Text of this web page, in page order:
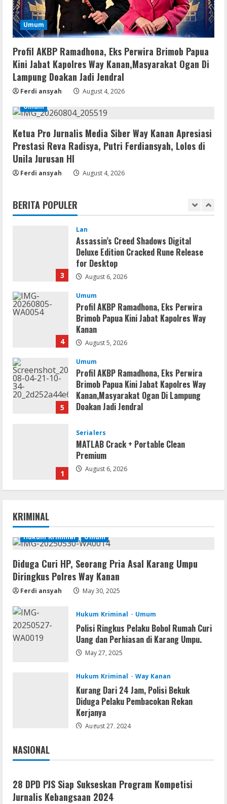
Umum
Profil AKBP Ramadhona, Eks Perwira Brimob Papua
Kini Jabat Kapolres Way Kanan,Masyarakat Ogan Di
Lampung Doakan Jadi Jendral
Ferdi ansyah
August 4, 2026
Umum
Ketua Pro Jurnalis Media Siber Way Kanan Apresiasi
Prestasi Reva Radisya, Putri Ferdiansyah, Lolos di
Unila Jurusan HI
Ferdi ansyah August 4, 2026
BERITA POPULER
4 August 5, 2026
5
Umum
Brimob Papua Kini Jabat Kapolres Way
Kanan,Masyarakat Ogan Di Lampung
Doakan Jadi Jendral
August 4, 2026
1
MATLAB Crack + Portable Clean
August 6, 2026
2
Serialers
Ableton Live Crack + Portable Windows
3
Lan
Assassin’s Creed Shadows Digital
Deluxe Edition Cracked Rune Release
for Desktop
August 6, 2026
4
Umum
Profil AKBP Ramadhona, Eks Perwira
Brimob Papua Kini Jabat Kapolres Way
Kanan
August 5, 2026
5
Umum
Profil AKBP Ramadhona, Eks Perwira
Brimob Papua Kini Jabat Kapolres Way
Kanan,Masyarakat Ogan Di Lampung
Doakan Jadi Jendral
1
Serialers
MATLAB Crack + Portable Clean
Premium
August 6, 2026
2
Lan
Assassin’s Creed Shadows Digital
Deluxe Edition Cracked Rune Release
for Desktop
Umum
Profil AKBP Ramadhona, Eks Perwira
Brimob Papua Kini Jabat Kapolres Way
Kanan
August 5, 2026
Umum
Profil AKBP Ramadhona, Eks Perwira
Brimob Papua Kini Jabat Kapolres Way
Kanan,Masyarakat Ogan Di Lampung
KRIMINAL
Hukum Kriminal Umum
Diduga Curi HP, Seorang Pria Asal Karang Umpu
Diringkus Polres Way Kanan
Ferdi ansyah May 30, 2025
Hukum Kriminal Umum
Polisi Ringkus Pelaku Bobol Rumah Curi
Uang dan Perhiasan di Karang Umpu.
May 27, 2025
Hukum Kriminal Way Kanan
Kurang Dari 24 Jam, Polisi Bekuk
Diduga Pelaku Pembacokan Rekan
Kerjanya
August 27, 2024
NASIONAL
Jakarta
28 DPD PJS Siap Sukseskan Program Kompetisi
Jurnalis Kebangsaan 2024